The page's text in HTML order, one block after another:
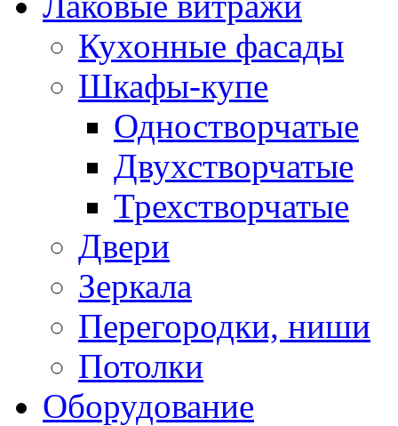
Кухонные фасады
Шкафы-купе
Одностворчатые
Двухстворчатые
Трехстворчатые
Двери
Зеркала
Перегородки, ниши
Потолки
Оборудование